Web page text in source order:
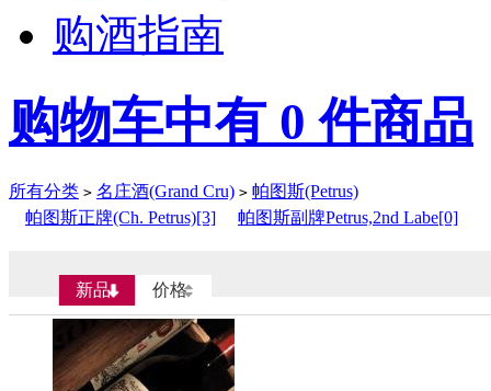
购酒指南
购物车中有 0 件商品
所有分类 > 名庄酒(Grand Cru) > 帕图斯(Petrus)
帕图斯正牌(Ch. Petrus)[3]
帕图斯副牌Petrus,2nd Labe[0]
新品 价格